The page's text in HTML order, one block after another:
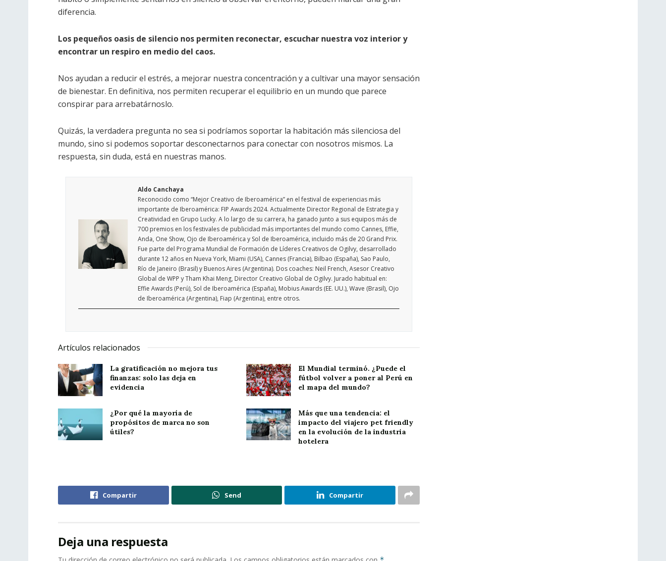
diferencia.
Los pequeños oasis de silencio nos permiten reconectar, escuchar nuestra voz interior y
encontrar un respiro en medio del caos.
Nos ayudan a reducir el estrés, a mejorar nuestra concentración y a cultivar una mayor sensación
de bienestar. En definitiva, nos permiten recuperar el equilibrio en un mundo que parece
conspirar para arrebatárnoslo.
Quizás, la verdadera pregunta no sea si podríamos soportar la habitación más silenciosa del
mundo, sino si podemos soportar desconectarnos para conectar con nosotros mismos. La
respuesta, sin duda, está en nuestras manos.
Aldo Canchaya
Reconocido como “Mejor Creativo de Iberoamérica” en el festival de experiencias más
importante de Iberoamérica: FIP Awards 2024. Actualmente Director Regional de Estrategia y
Creatividad en Grupo Lucky. A lo largo de su carrera, ha ganado junto a sus equipos más de
700 premios en los festivales de publicidad más importantes del mundo como Cannes, Effie,
Anda, One Show, Ojo de Iberoamérica y Sol de Iberoamérica, incluido más de 20 Grand Prix.
Fue parte del Programa Mundial de Formación de Líderes Creativos de Ogilvy, desarrollado
durante 12 años en Nueva York, Miami (USA), Cannes (Francia), Bilbao (España), Sao Paulo,
Río de Janeiro (Brasil) y Buenos Aires (Argentina). Dos coaches: Neil French, Asesor Creativo
Global de WPP y Tham Khai Meng, Director Creativo Global de Ogilvy. Jurado habitual en:
Effie Awards (Perú), Sol de Iberoamérica (España), Mobius Awards (EE. UU.), Wave (Brasil), Ojo
de Iberoamérica (Argentina), Fiap (Argentina), entre otros.
Artículos relacionados
La gratificación no mejora tus
finanzas: solo las deja en
evidencia
El Mundial terminó. ¿Puede el
fútbol volver a poner al Perú en
el mapa del mundo?
¿Por qué la mayoría de
propósitos de marca no son
útiles?
Más que una tendencia: el
impacto del viajero pet friendly
en la evolución de la industria
hotelera
Compartir Send Compartir
Deja una respuesta